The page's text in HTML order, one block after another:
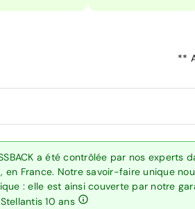
**
a été contrôlée par nos experts
en France. Notre savoir-faire unique
: elle est ainsi couverte par notre
10 ans